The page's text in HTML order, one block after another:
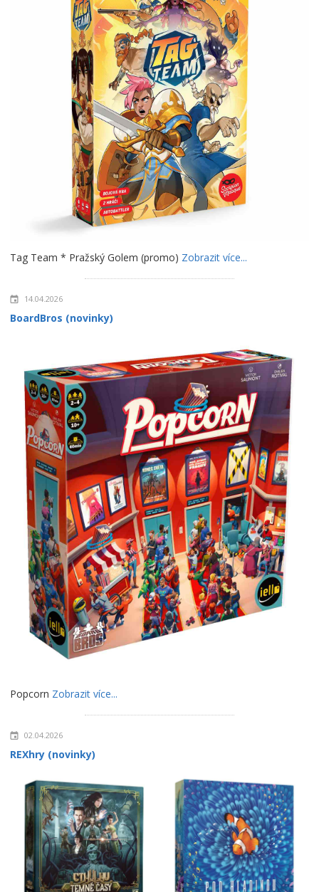
Tag Team * Pražský Golem (promo) Zobrazit více...
14.04.2026
BoardBros (novinky)
Popcorn Zobrazit více...
02.04.2026
REXhry (novinky)